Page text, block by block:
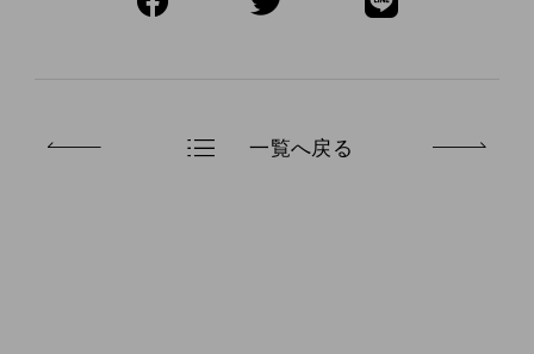
一覧へ戻る